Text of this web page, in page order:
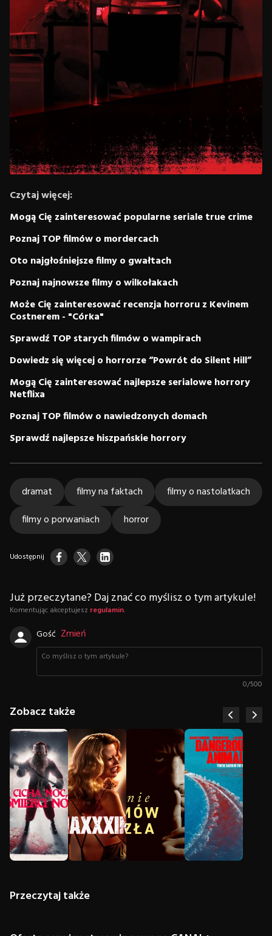
Czytaj więcej:
Mogą Cię zainteresować popularne seriale true crime
Poznaj TOP filmów o mordercach
Oto najgłośniejsze filmy o gwałtach
Poznaj najnowsze filmy o wilkołakach
Może Cię zainteresować recenzja horroru z Kevinem
Costnerem - "Córka"
Sprawdź TOP starych filmów o wampirach
Dowiedz się więcej o horrorze “Powrót do Silent Hill”
Mogą Cię zainteresować najlepsze serialowe horrory
Netflixa
Poznaj TOP filmów o nawiedzonych domach
Sprawdź najlepsze hiszpańskie horrory
dramat filmy na faktach
filmy o nastolatkach
filmy o porwaniach
horror
Udostępnij
Już przeczytane? Daj znać co myślisz o tym artykule!
Komentując akceptujesz regulamin.
Gość Zmień
0/500
Zobacz także
Przeczytaj także